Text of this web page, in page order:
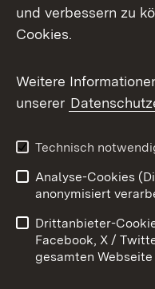
Facebook
X / Twitter
Youtube
Impressum
Barrierefreiheit
Cookies
und verbessern zu
Cookies.
Weitere
unserer
Technisch
Analyse-Cookies
anonymisiert
Drittanbieter-
Facebook, X /
gesamten